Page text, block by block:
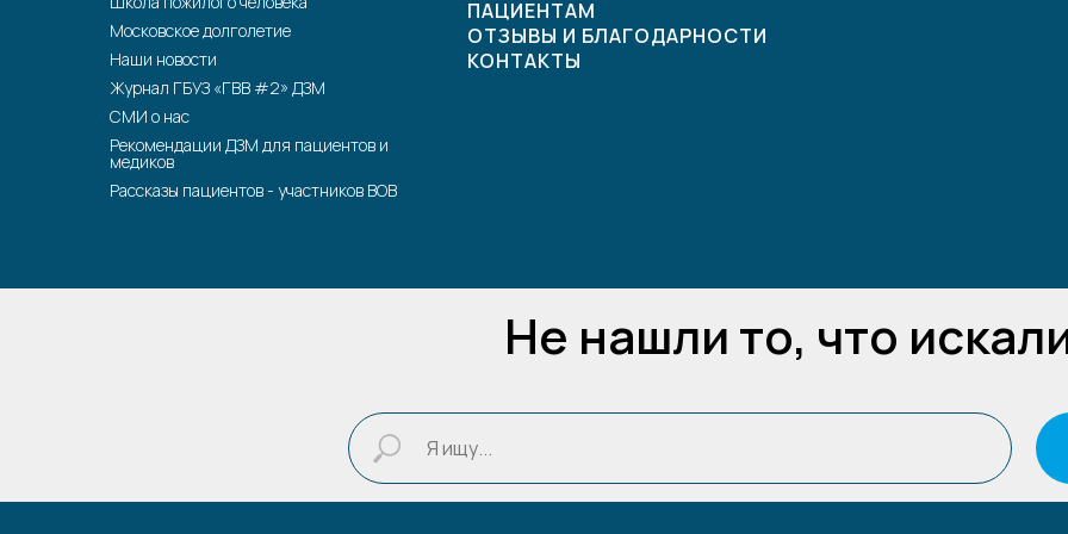
Московское долголетие
Наши новости
Журнал ГБУЗ «ГВВ #2» ДЗМ
СМИ о нас
Рекомендации ДЗМ для пациентов и
медиков
Рассказы пациентов - участников ВОВ
ПАЦИЕНТАМ
ОТЗЫВЫ И БЛАГОДАРНОСТИ
КОНТАКТЫ
Не нашли то, что